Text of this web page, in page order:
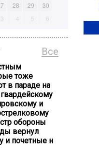
28 29
30
3 4 5 6
Все
тоже
в параде на
и
обороны
вернул
и почетные н